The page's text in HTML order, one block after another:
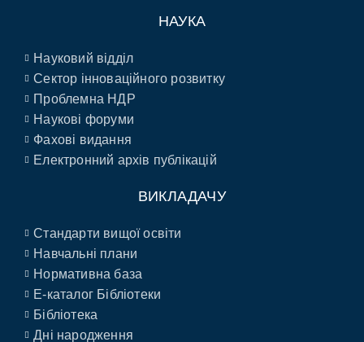
НАУКА
Науковий відділ
Сектор інноваційного розвитку
Проблемна НДР
Наукові форуми
Фахові видання
Електронний архів публікацій
ВИКЛАДАЧУ
Стандарти вищої освіти
Навчальні плани
Нормативна база
E-каталог Бібліотеки
Бібліотека
Дні народження